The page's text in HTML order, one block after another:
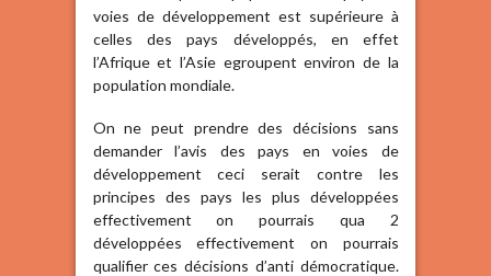
voies de développement est supérieure à
celles des pays développés, en effet
l’Afrique et l’Asie egroupent environ de la
population mondiale.
On ne peut prendre des décisions sans
demander l’avis des pays en voies de
développement ceci serait contre les
principes des pays les plus développées
effectivement on pourrais qua 2
développées effectivement on pourrais
qualifier ces décisions d’anti démocratique.